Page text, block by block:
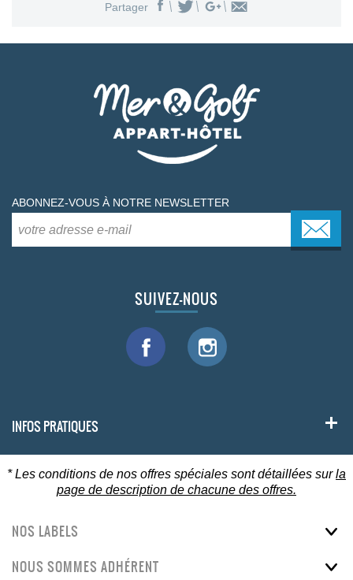
Partager
ABONNEZ-VOUS À NOTRE NEWSLETTER
SUIVEZ-NOUS
INFOS PRATIQUES
* Les conditions de nos offres spéciales sont détaillées surla
page de description de chacune des offres.
NOS LABELS
NOUS SOMMES ADHÉRENT